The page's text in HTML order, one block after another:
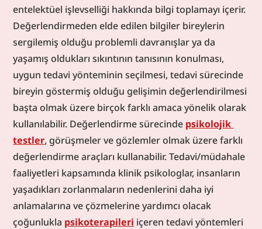
entelektüel işlevselliği hakkında bilgi toplamayı içerir.
Değerlendirmeden elde edilen bilgiler bireylerin
sergilemiş olduğu problemli davranışlar ya da
yaşamış oldukları sıkıntının tanısının konulması,
uygun tedavi yönteminin seçilmesi, tedavi sürecinde
bireyin göstermiş olduğu gelişimin değerlendirilmesi
başta olmak üzere birçok farklı amaca yönelik olarak
kullanılabilir. Değerlendirme sürecinde psikolojik
testler, görüşmeler ve gözlemler olmak üzere farklı
değerlendirme araçları kullanabilir. Tedavi/müdahale
faaliyetleri kapsamında klinik psikologlar, insanların
yaşadıkları zorlanmaların nedenlerini daha iyi
anlamalarına ve çözmelerine yardımcı olacak
çoğunlukla psikoterapileri içeren tedavi yöntemleri